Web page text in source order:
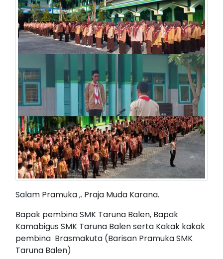
Salam Pramuka ,. Praja Muda Karana.
Bapak pembina SMK Taruna Balen, Bapak
Kamabigus SMK Taruna Balen serta Kakak kakak
pembina Brasmakuta (Barisan Pramuka SMK
Taruna Balen)